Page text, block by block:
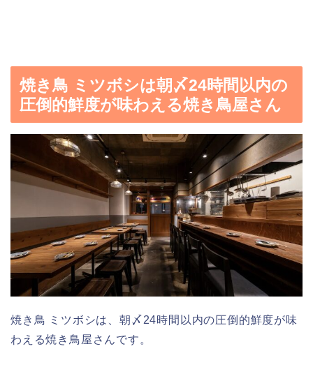
焼き鳥 ミツボシは朝〆24時間以内の
圧倒的鮮度が味わえる焼き鳥屋さん
焼き鳥 ミツボシは、朝〆24時間以内の圧倒的鮮度が味
わえる焼き鳥屋さんです。